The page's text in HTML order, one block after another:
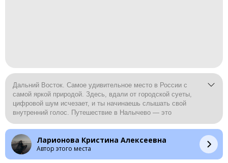
Дальний Восток. Самое удивительное место в России с
самой яркой природой. Здесь, вдали от городской суеты,
цифровой шум исчезает, и ты начинаешь слышать свой
внутренний голос. Путешествие в Налычево — это
участником природного процесса.
Каждый шаг делает тебя ближе к местам, до которых
машина просто не доедет. Ты встречаешь животных, которые
Ларионова Кристина Алексеевна
Автор этого места